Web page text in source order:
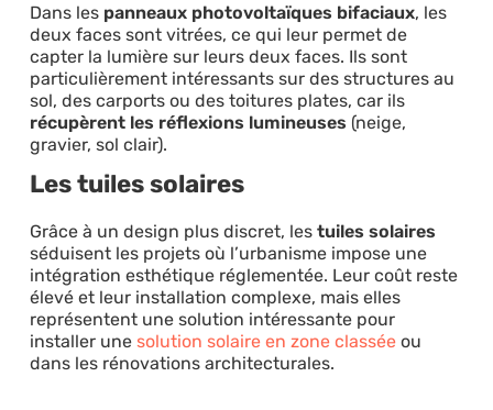
Dans les panneaux photovoltaïques bifaciaux, les
deux faces sont vitrées, ce qui leur permet de
capter la lumière sur leurs deux faces. Ils sont
particulièrement intéressants sur des structures au
sol, des carports ou des toitures plates, car ils
récupèrent les réflexions lumineuses (neige,
gravier, sol clair).
Les tuiles solaires
Grâce à un design plus discret, les tuiles solaires
séduisent les projets où l’urbanisme impose une
intégration esthétique réglementée. Leur coût reste
élevé et leur installation complexe, mais elles
représentent une solution intéressante pour
installer une solution solaire en zone classéeou
dans les rénovations architecturales.